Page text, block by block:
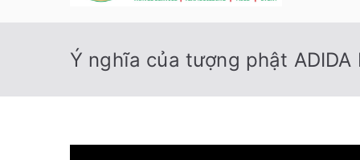
Ý nghĩa của tượng phật ADIDA